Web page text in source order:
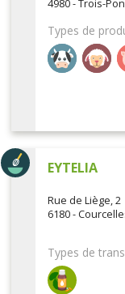
4980 - Trois-
Types de
EYTELIA
Rue de Liège, 2
6180 -
Types de